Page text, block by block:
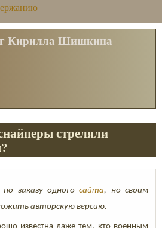
Кирилла Шишкина
стреляли
заказу одногосайта, но своим
авторскую версию.